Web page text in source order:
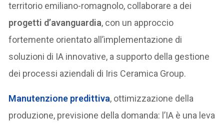
territorio emiliano-romagnolo, collaborare a dei
progetti d’avanguardia, con un approccio
fortemente orientato all’implementazione di
soluzioni di IA innovative, a supporto della gestione
dei processi aziendali di Iris Ceramica Group.
Manutenzione predittiva, ottimizzazione della
produzione, previsione della domanda: l’IA è una leva